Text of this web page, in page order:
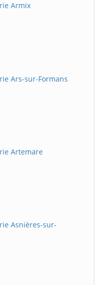
Armix
Ars-sur-Formans
Artemare
Asnières-sur-